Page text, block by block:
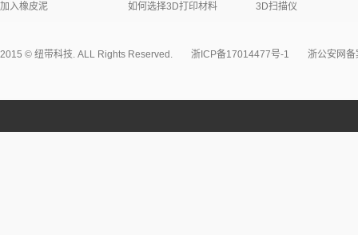
加入橡皮泥
如何选择3D打印材料
3D扫描仪
2015 © 纽带科技. ALL Rights Reserved. 浙ICP备17014477号-1 浙公安网